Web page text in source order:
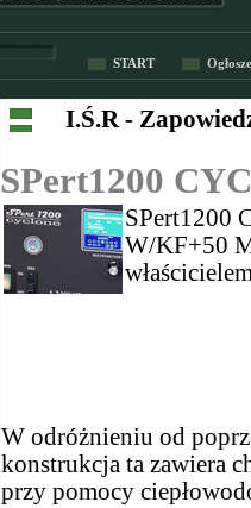
START
I.Ś.R -
SPert1200
SPert1200
W/KF+50
W odróżnieniu od
konstrukcja ta zawiera
przy pomocy